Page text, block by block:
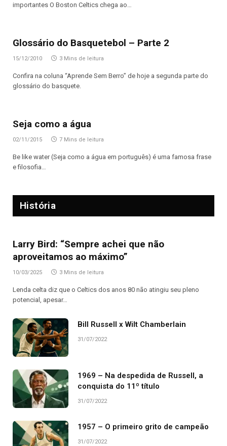
importantes O Boston Celtics chega ao…
Glossário do Basquetebol – Parte 2
15/12/2010 3 Mins de leitura
Confira na coluna “Aprende Sem Berro” de hoje a segunda parte do
glossário do basquete.
Seja como a água
02/11/2015 7 Mins de leitura
Be like water (Seja como a água em português) é uma famosa frase
e filosofia…
História
Larry Bird: “Sempre achei que não
aproveitamos ao máximo”
10/03/2025 3 Mins de leitura
Lenda celta diz que o Celtics dos anos 80 não atingiu seu pleno
potencial, apesar…
Bill Russell x Wilt Chamberlain
31/07/2022
1969 – Na despedida de Russell, a
conquista do 11º título
31/07/2022
1957 – O primeiro grito de campeão
31/07/2022